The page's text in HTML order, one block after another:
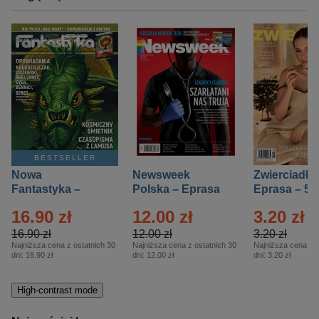
BESTSELLER
Nowa
Fantastyka –
16.90 zł
16.90 zł
Najniższa cena z ostatnich 30
dni: 16.90 zł
Newsweek
Polska – Eprasa
12.00 zł
12.00 zł
Najniższa cena z ostatnich 30
dni: 12.00 zł
Zwierciadło
Eprasa – 5/
3.20 zł
3.20 zł
Najniższa cena z
dni: 3.20 zł
High-contrast mode